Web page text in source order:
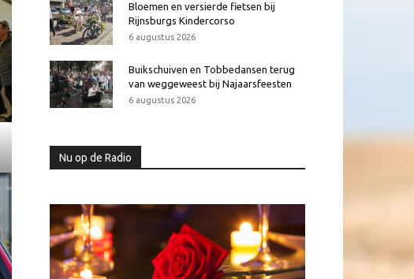
Bloemen en versierde fietsen bij
Rijnsburgs Kindercorso
6 augustus 2026
Buikschuiven en Tobbedansen terug
van weggeweest bij Najaarsfeesten
6 augustus 2026
Nu op de Radio